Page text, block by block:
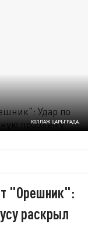
КОЛЛАЖ ЦАРЬГРАДА.
"Орешник":
раскрыл